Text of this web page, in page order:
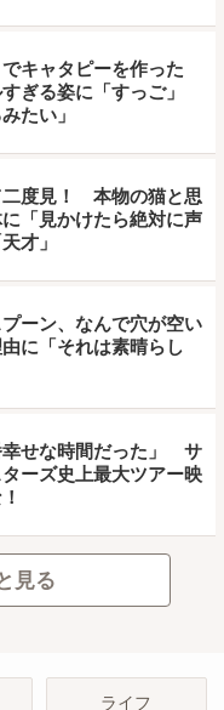
キャタピーを作った
ぎる姿に「すっご」
たい」
二度見！ 本物の猫と思
「見かけたら絶対に声
才」
ーン、なんで穴が空い
に「それは素晴らし
幸せな時間だった」 サ
ーズ史上最大ツアー映
見る
ライフ